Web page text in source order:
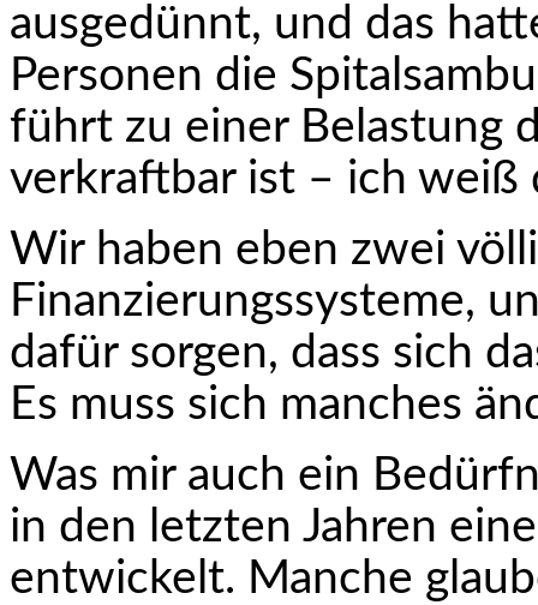
ausgedünnt, und das
Personen die
führt zu einer Belastung
verkraftbar ist – ich weiß
Wir haben eben zwei
Finanzierungssysteme,
dafür sorgen, dass sich
Es muss sich manches
Was mir auch ein
in den letzten Jahren
entwickelt. Manche